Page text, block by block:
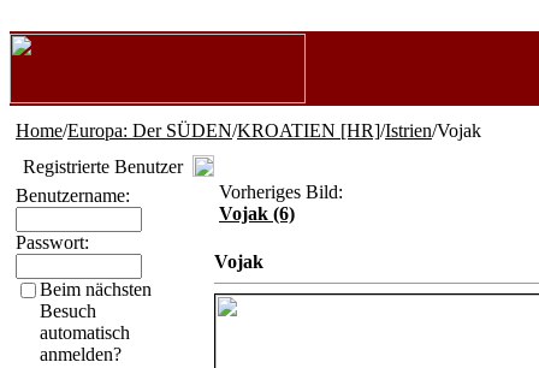
Home/Europa: Der SÜDEN/KROATIEN [HR]/Istrien/Vojak
Registrierte Benutzer
Benutzername:
Passwort:
Beim nächsten
Besuch
automatisch
anmelden?
Vorheriges Bild:
Vojak (6)
Vojak